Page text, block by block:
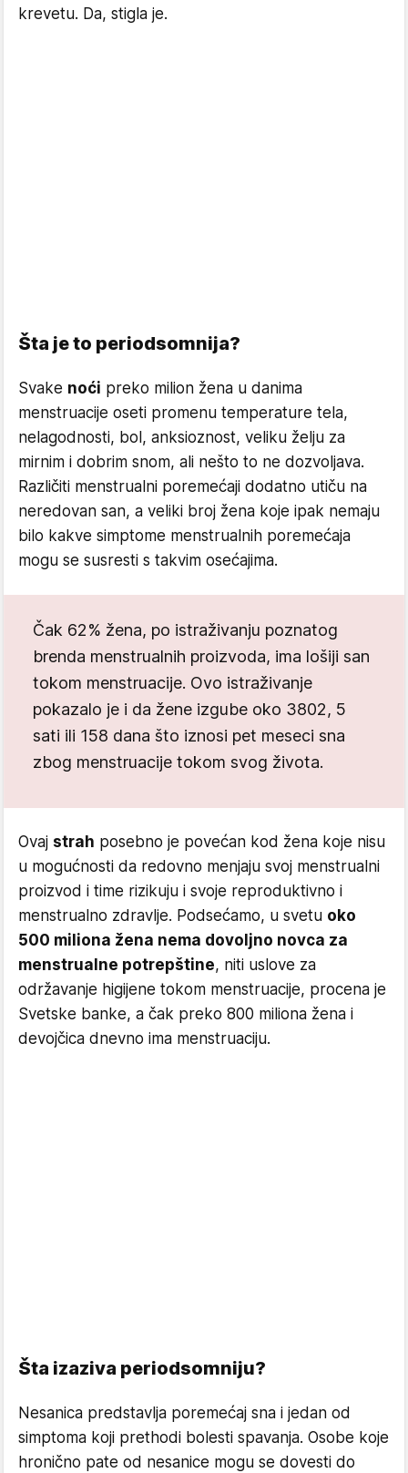
krevetu. Da, stigla je.
Šta je to periodsomnija?
Svake noći preko milion žena u danima
menstruacije oseti promenu temperature tela,
nelagodnosti, bol, anksioznost, veliku želju za
mirnim i dobrim snom, ali nešto to ne dozvoljava.
Različiti menstrualni poremećaji dodatno utiču na
neredovan san, a veliki broj žena koje ipak nemaju
bilo kakve simptome menstrualnih poremećaja
mogu se susresti s takvim osećajima.
Čak 62% žena, po istraživanju poznatog
brenda menstrualnih proizvoda, ima lošiji san
tokom menstruacije. Ovo istraživanje
pokazalo je i da žene izgube oko 3802, 5
sati ili 158 dana što iznosi pet meseci sna
zbog menstruacije tokom svog života.
Ovaj strah posebno je povećan kod žena koje nisu
u mogućnosti da redovno menjaju svoj menstrualni
proizvod i time rizikuju i svoje reproduktivno i
menstrualno zdravlje. Podsećamo, u svetu oko
500 miliona žena nema dovoljno novca za
menstrualne potrepštine, niti uslove za
održavanje higijene tokom menstruacije, procena je
Svetske banke, a čak preko 800 miliona žena i
devojčica dnevno ima menstruaciju.
Šta izaziva periodsomniju?
Nesanica predstavlja poremećaj sna i jedan od
simptoma koji prethodi bolesti spavanja. Osobe koje
hronično pate od nesanice mogu se dovesti do